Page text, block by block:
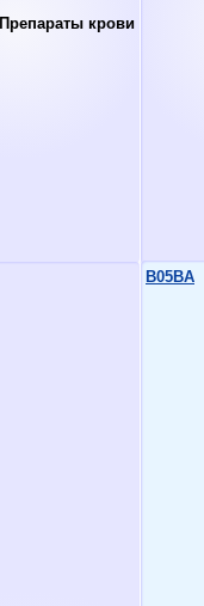
Препараты крови
B05BA